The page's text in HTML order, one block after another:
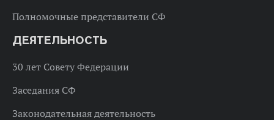
Полномочные представители СФ
ДЕЯТЕЛЬНОСТЬ
30 лет Совету Федерации
Заседания СФ
Законодательная деятельность